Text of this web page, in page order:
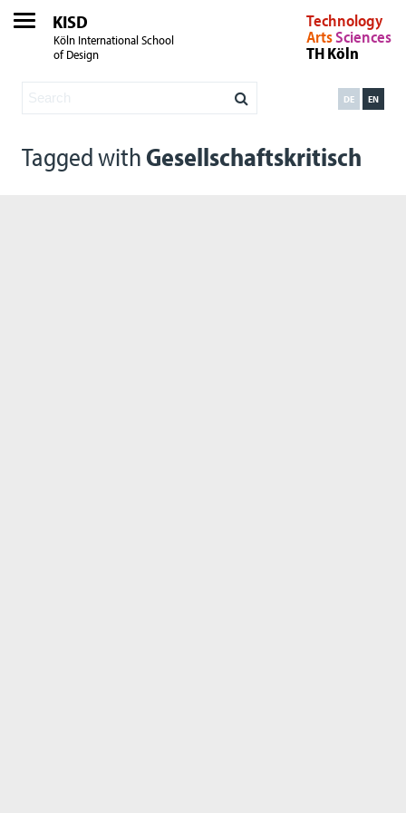
KISD
Köln International School
of Design
Technology
ArtsSciences
TH Köln
EN
DE
Tagged with Gesellschaftskritisch